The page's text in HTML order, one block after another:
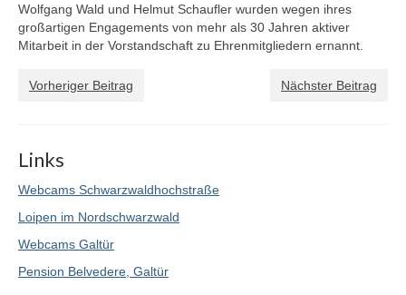
Wolfgang Wald und Helmut Schaufler wurden wegen ihres
großartigen Engagements von mehr als 30 Jahren aktiver
Mitarbeit in der Vorstandschaft zu Ehrenmitgliedern ernannt.
Vorheriger Beitrag Nächster Beitrag
Links
Webcams Schwarzwaldhochstraße
Loipen im Nordschwarzwald
Webcams Galtür
Pension Belvedere, Galtür